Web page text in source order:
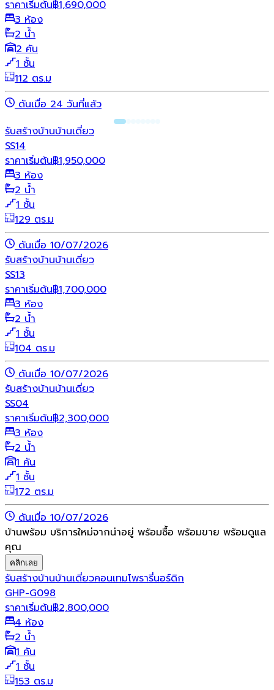
ราคาเริ่มต้น฿1,690,000
3 ห้อง
2 น้ำ
2 คัน
1 ชั้น
112 ตร.ม
ดันเมื่อ 24 วันที่แล้ว
รับสร้างบ้านบ้านเดี่ยว
SS14
ราคาเริ่มต้น฿1,950,000
3 ห้อง
2 น้ำ
1 ชั้น
129 ตร.ม
ดันเมื่อ 10/07/2026
รับสร้างบ้านบ้านเดี่ยว
SS13
ราคาเริ่มต้น฿1,700,000
3 ห้อง
2 น้ำ
1 ชั้น
104 ตร.ม
ดันเมื่อ 10/07/2026
รับสร้างบ้านบ้านเดี่ยว
SS04
ราคาเริ่มต้น฿2,300,000
3 ห้อง
2 น้ำ
1 คัน
1 ชั้น
172 ตร.ม
ดันเมื่อ 10/07/2026
บ้านพร้อม บริการใหม่จากน่าอยู่ พร้อมซื้อ พร้อมขาย พร้อมดูแล
คุณ
คลิกเลย
รับสร้างบ้านบ้านเดี่ยวคอนเทมโพรารี่นอร์ดิก
GHP-G098
ราคาเริ่มต้น฿2,800,000
4 ห้อง
2 น้ำ
1 คัน
1 ชั้น
153 ตร.ม